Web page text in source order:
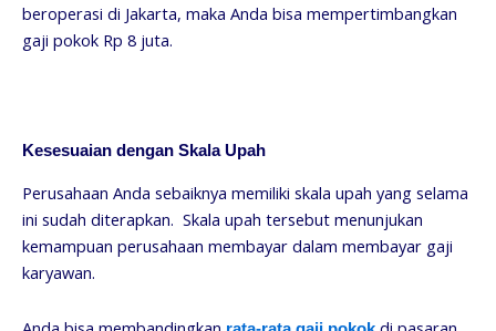
beroperasi di Jakarta, maka Anda bisa mempertimbangkan
gaji pokok Rp 8 juta.
Kesesuaian dengan Skala Upah
Perusahaan Anda sebaiknya memiliki skala upah yang selama
ini sudah diterapkan. Skala upah tersebut menunjukan
kemampuan perusahaan membayar dalam membayar gaji
karyawan.